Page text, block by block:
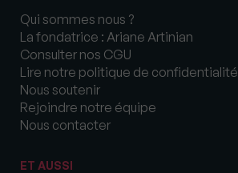
Qui sommes nous ?
La fondatrice : Ariane Artinian
Consulter nos CGU
Lire notre politique de confidentialité
Nous soutenir
Rejoindre notre équipe
Nous contacter
ET AUSSI